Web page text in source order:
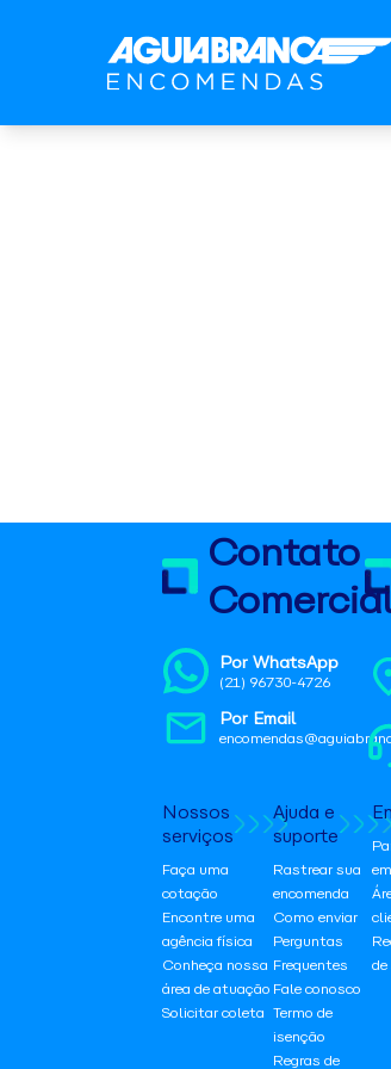
Contato
Por WhatsApp
(21) 96730-4726
Por Email
Nossos
serviços
Faça uma
cotação
Encontre uma
agência física
Conheça nossa
área de atuação
Solicitar coleta
Ajuda e
suporte
Rastrear sua
encomenda
Como enviar
Perguntas
Frequentes
Fale conosco
Termo de
isenção
Regras de
de